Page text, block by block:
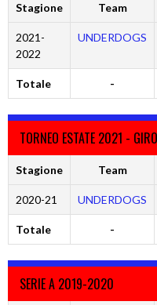
Stagione Team
2021-
2022
UNDERDOGS
Totale -
TORNEO ESTATE 2021 -
Stagione Team
2020-21 UNDERDOGS
Totale -
SERIE A 2019-2020